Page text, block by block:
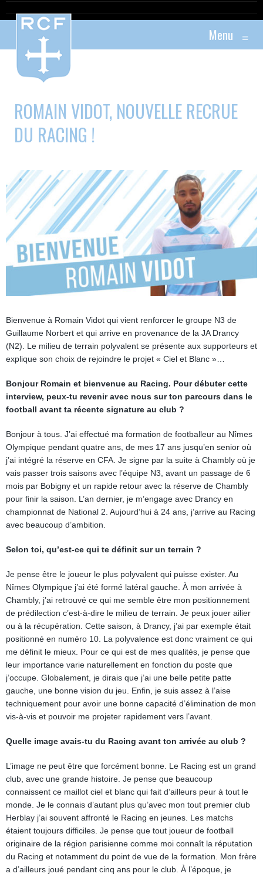
Menu ≡
ROMAIN VIDOT, NOUVELLE RECRUE
DU RACING !
Bienvenue à Romain Vidot qui vient renforcer le groupe N3 de
Guillaume Norbert et qui arrive en provenance de la JA Drancy
(N2). Le milieu de terrain polyvalent se présente aux supporteurs et
explique son choix de rejoindre le projet « Ciel et Blanc »…
Bonjour Romain et bienvenue au Racing. Pour débuter cette
interview, peux-tu revenir avec nous sur ton parcours dans le
football avant ta récente signature au club ?
Bonjour à tous. J’ai effectué ma formation de footballeur au Nîmes
Olympique pendant quatre ans, de mes 17 ans jusqu’en senior où
j’ai intégré la réserve en CFA. Je signe par la suite à Chambly où je
vais passer trois saisons avec l’équipe N3, avant un passage de 6
mois par Bobigny et un rapide retour avec la réserve de Chambly
pour finir la saison. L’an dernier, je m’engage avec Drancy en
championnat de National 2. Aujourd’hui à 24 ans, j’arrive au Racing
avec beaucoup d’ambition.
Selon toi, qu’est-ce qui te définit sur un terrain ?
Je pense être le joueur le plus polyvalent qui puisse exister. Au
Nîmes Olympique j’ai été formé latéral gauche. À mon arrivée à
Chambly, j’ai retrouvé ce qui me semble être mon positionnement
de prédilection c’est-à-dire le milieu de terrain. Je peux jouer ailier
ou à la récupération. Cette saison, à Drancy, j’ai par exemple était
positionné en numéro 10. La polyvalence est donc vraiment ce qui
me définit le mieux. Pour ce qui est de mes qualités, je pense que
leur importance varie naturellement en fonction du poste que
j’occupe. Globalement, je dirais que j’ai une belle petite patte
gauche, une bonne vision du jeu. Enfin, je suis assez à l’aise
techniquement pour avoir une bonne capacité d’élimination de mon
vis-à-vis et pouvoir me projeter rapidement vers l’avant.
Quelle image avais-tu du Racing avant ton arrivée au club ?
L’image ne peut être que forcément bonne. Le Racing est un grand
club, avec une grande histoire. Je pense que beaucoup
connaissent ce maillot ciel et blanc qui fait d’ailleurs peur à tout le
monde. Je le connais d’autant plus qu’avec mon tout premier club
Herblay j’ai souvent affronté le Racing en jeunes. Les matchs
étaient toujours difficiles. Je pense que tout joueur de football
originaire de la région parisienne comme moi connaît la réputation
du Racing et notamment du point de vue de la formation. Mon frère
a d’ailleurs joué pendant cinq ans pour le club. À l’époque, je